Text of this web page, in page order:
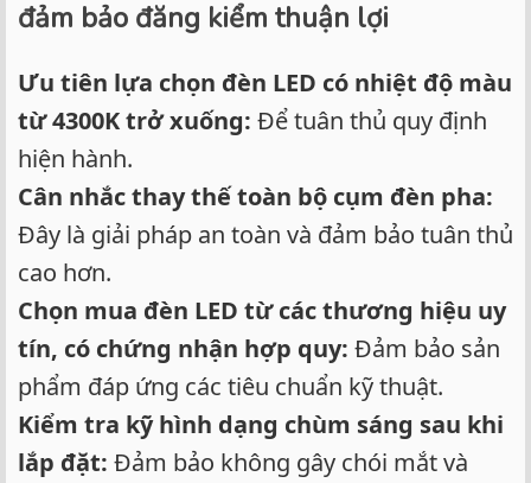
đảm bảo đăng kiểm thuận lợi
Ưu tiên lựa chọn đèn LED có nhiệt độ màu
từ 4300K trở xuống: Để tuân thủ quy định
hiện hành.
Cân nhắc thay thế toàn bộ cụm đèn pha:
Đây là giải pháp an toàn và đảm bảo tuân thủ
cao hơn.
Chọn mua đèn LED từ các thương hiệu uy
tín, có chứng nhận hợp quy: Đảm bảo sản
phẩm đáp ứng các tiêu chuẩn kỹ thuật.
Kiểm tra kỹ hình dạng chùm sáng sau khi
lắp đặt: Đảm bảo không gây chói mắt và